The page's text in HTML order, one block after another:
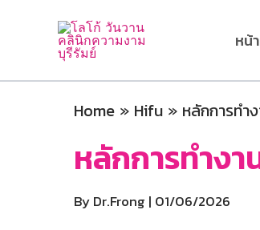
หน้
Home Hifu หลักการทำ
หลักการทำงา
ByDr.Frong | 01/06/2026